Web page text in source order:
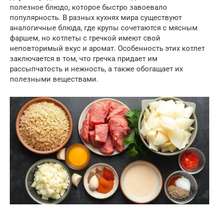
полезное блюдо, которое быстро завоевало
популярность. В разных кухнях мира существуют
аналогичные блюда, где крупы сочетаются с мясным
фаршем, но котлеты с гречкой имеют свой
неповторимый вкус и аромат. Особенность этих котлет
заключается в том, что гречка придает им
рассыпчатость и нежность, а также обогащает их
полезными веществами.